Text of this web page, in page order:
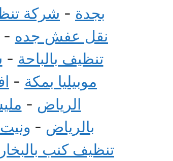
بجدة - شركة
نقل عفش جده -
تنظيف بالباحة -
موبيليا بمكة -
الرياض -
بالرياض -
تنظيف كنب